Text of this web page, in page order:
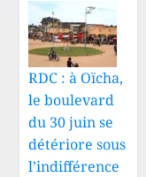
RDC : à Oïcha,
le boulevard
du 30 juin se
détériore sous
l’indifférence